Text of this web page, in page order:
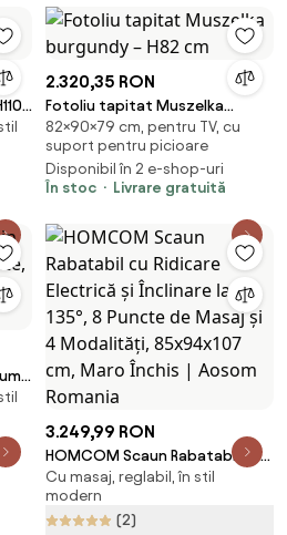
2.320,35 RON
Fotoliu tapitat Muszelka
burgundy – H82 cm
82×90×79 cm, pentru TV, cu
suport pentru picioare
Disponibil în 2 e-shop-uri
În stoc
Livrare gratuită
3.249,99 RON
HOMCOM Scaun Rabatabil cu
Ridicare Electrică și Înclinare la
135°, 8 Puncte de Masaj și 4
Modalități, 85x94x107 cm,
Cu masaj, reglabil, în stil
modern
(2)